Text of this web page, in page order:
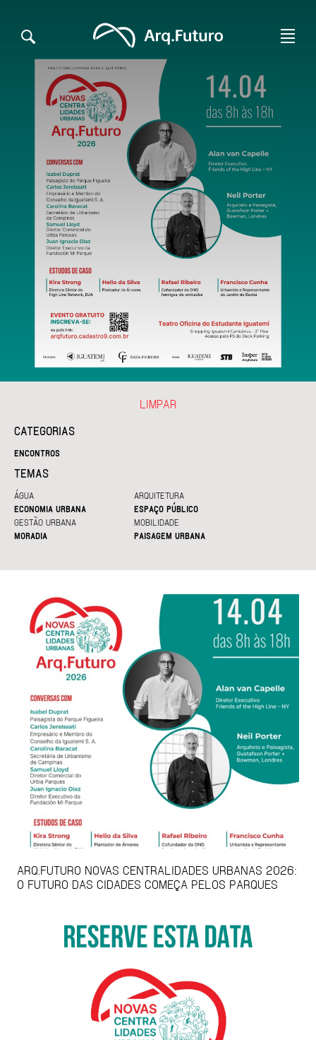
CATEGORIAS
ENCONTROS
TEMAS
ÁGUA
ARQUITETURA
ECONOMIA URBANA
ESPAÇO PÚBLICO
GESTÃO URBANA
MOBILIDADE
MORADIA
PAISAGEM URBANA
LIMPAR
ARQ.FUTURO NOVAS CENTRALIDADES URBANAS 2026:
O FUTURO DAS CIDADES COMEÇA PELOS PARQUES